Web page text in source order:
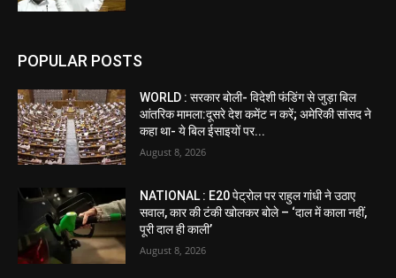
POPULAR POSTS
WORLD : सरकार बोली- विदेशी फंडिंग से जुड़ा बिल
आंतरिक मामला:दूसरे देश कमेंट न करें; अमेरिकी सांसद ने
कहा था- ये बिल ईसाइयों पर...
August 8, 2026
NATIONAL : E20 पेट्रोल पर राहुल गांधी ने उठाए
सवाल, कार की टंकी खोलकर बोले – ‘दाल में काला नहीं,
पूरी दाल ही काली’
August 8, 2026